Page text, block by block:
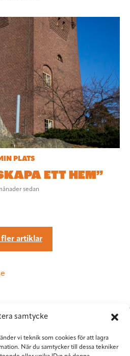
samtycke
vi teknik som cookies för att lagra
När du samtycker till dessa tekniker
PLATS
ETT HEM”
sedan
fler artiklar